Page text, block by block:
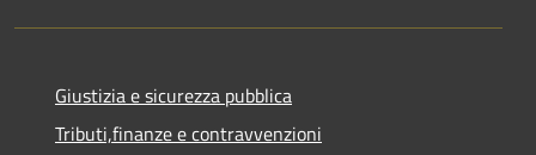
Giustizia e sicurezza pubblica
Tributi,finanze e contravvenzioni